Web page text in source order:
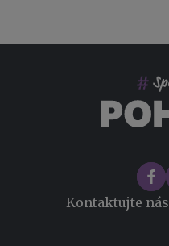
Kontaktujte nás